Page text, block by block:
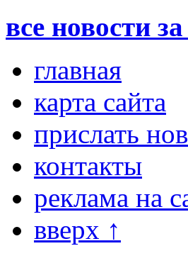
все новости
главная
карта сайта
прислать
контакты
реклама на
вверх ↑